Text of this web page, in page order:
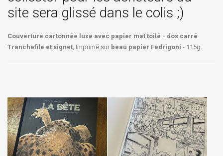
site sera glissé dans le colis ;)
Couverture cartonnée luxe avec papier mat toilé - dos carré.
Tranchefile et signet, Imprimé sur beau papier Fedrigoni - 115g.